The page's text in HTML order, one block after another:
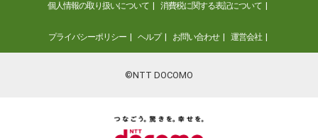
個人情報の取り扱いについて 消費税に関する表記について
プライバシーポリシー ヘルプ お問い合わせ 運営会社
©NTT DOCOMO